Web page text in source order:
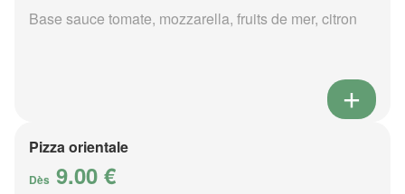
Base sauce tomate, mozzarella, fruits de mer, citron
Pizza orientale
Dès 9.00 €